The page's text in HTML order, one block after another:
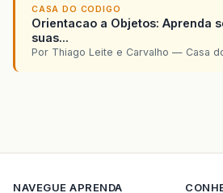
CASA DO CODIGO
Orientacao a Objetos: Aprenda
suas...
Por Thiago Leite e Carvalho — Casa
NAVEGUE APRENDA